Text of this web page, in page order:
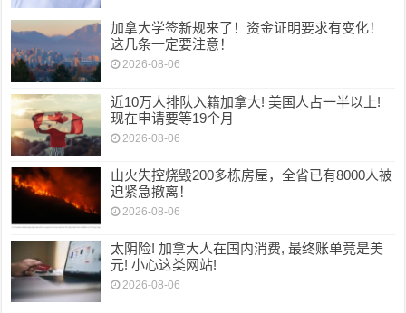
加拿大学签新规来了！资金证明要求有变化！
这几条一定要注意！
2026-08-06
近10万人排队入籍加拿大! 美国人占一半以上!
现在申请要等19个月
2026-08-06
山火失控烧毁200多栋房屋，全省已有8000人被
迫紧急撤离！
2026-08-06
太阴险! 加拿大人在国内消费, 最终账单竟是美
元! 小心这类网站!
2026-08-06